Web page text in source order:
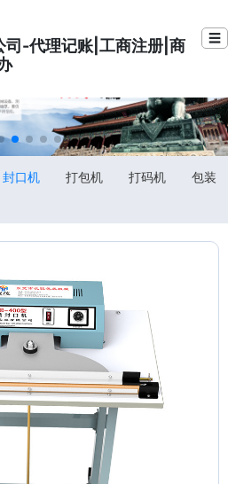
司-代理记账|工商注册|商
☰
封口机 打包机 打码机
包装